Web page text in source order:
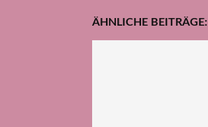
ÄHNLICHE BEITRÄGE: